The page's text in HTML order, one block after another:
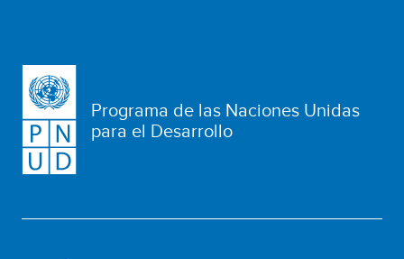
Programa de las Naciones Unidas
para el Desarrollo